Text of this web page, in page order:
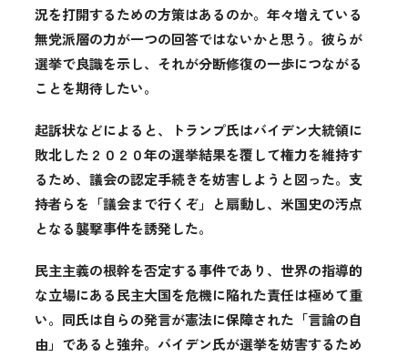
況を打開するための方策はあるのか。年々増えている
無党派層の力が一つの回答ではないかと思う。彼らが
選挙で良識を示し、それが分断修復の一歩につながる
ことを期待したい。
起訴状などによると、トランプ氏はバイデン大統領に
敗北した２０２０年の選挙結果を覆して権力を維持す
るため、議会の認定手続きを妨害しようと図った。支
持者らを「議会まで行くぞ」と扇動し、米国史の汚点
となる襲撃事件を誘発した。
民主主義の根幹を否定する事件であり、世界の指導的
な立場にある民主大国を危機に陥れた責任は極めて重
い。同氏は自らの発言が憲法に保障された「言論の自
由」であると強弁。バイデン氏が選挙を妨害するため